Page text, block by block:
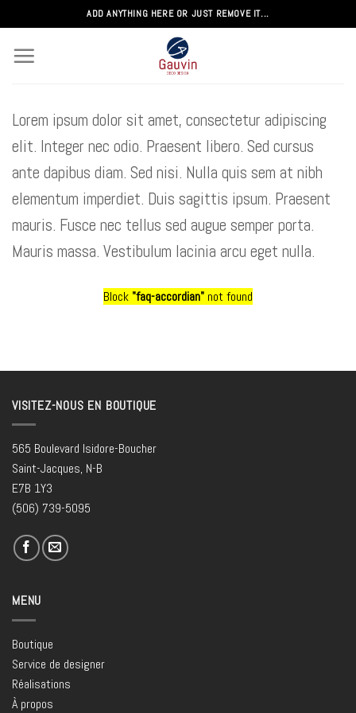
au
contenu
ADD ANYTHING HERE OR JUST REMOVE IT...
Lorem ipsum dolor sit amet, consectetur adipiscing
elit. Integer nec odio. Praesent libero. Sed cursus
ante dapibus diam. Sed nisi. Nulla quis sem at nibh
elementum imperdiet. Duis sagittis ipsum. Praesent
mauris. Fusce nec tellus sed augue semper porta.
Mauris massa. Vestibulum lacinia arcu eget nulla.
Block "faq-accordian" not found
VISITEZ-NOUS EN BOUTIQUE
565 Boulevard Isidore-Boucher
Saint-Jacques, N-B
E7B 1Y3
(506) 739-5095
MENU
Boutique
Service de designer
Réalisations
À propos